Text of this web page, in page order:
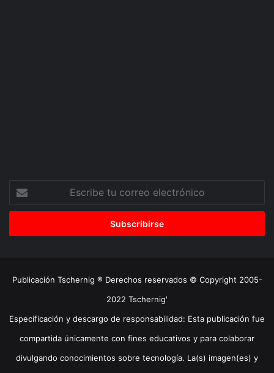
correo
Publicación Tschernig ® Derechos reservados © Copyright 2005-
2022 Tschernig'
Especificación y descargo de responsabilidad: Esta publicación fue
compartida únicamente con fines educativos y para colaborar
divulgando conocimientos sobre tecnología. La(s) imagen(es) y